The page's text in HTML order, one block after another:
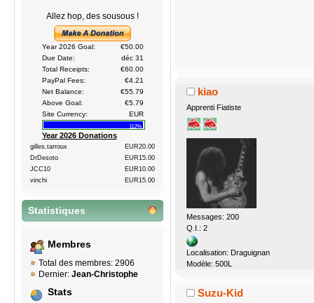
Allez hop, des sousous !
Year 2026 Goal:
€50.00
Due Date:
déc 31
Total Receipts:
€60.00
PayPal Fees:
€4.21
Net Balance:
€55.79
Above Goal:
€5.79
Site Currency:
EUR
112%
Year 2026 Donations
gilles.tarroux
EUR20.00
DrDesoto
EUR15.00
JCC10
EUR10.00
vinchi
EUR15.00
Statistiques
Membres
Total des membres: 2906
Dernier: Jean-Christophe
Stats
kiao
Apprenti Fiatiste
Messages: 200
Q.I.: 2
Localisation: Draguignan
Modèle: 500L
Suzu-Kid